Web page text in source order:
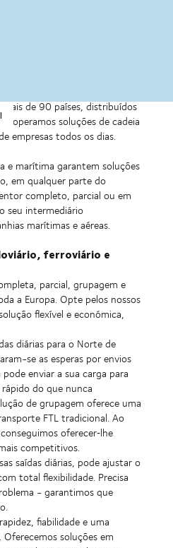
de 90 países, distribuídos
operamos soluções de cadeia
empresas todos os dias.
e marítima garantem soluções
em qualquer parte do
completo, parcial ou em
seu intermediário
marítimas e aéreas.
ferroviário e
parcial, grupagem e
a Europa. Opte pelos nossos
flexível e económica,
diárias para o Norte de
se as esperas por envios
enviar a sua carga para
do que nunca
de grupagem oferece uma
FTL tradicional. Ao
oferecer‑lhe
competitivos.
saídas diárias, pode ajustar o
total flexibilidade. Precisa
- garantimos que
fiabilidade e uma
soluções em